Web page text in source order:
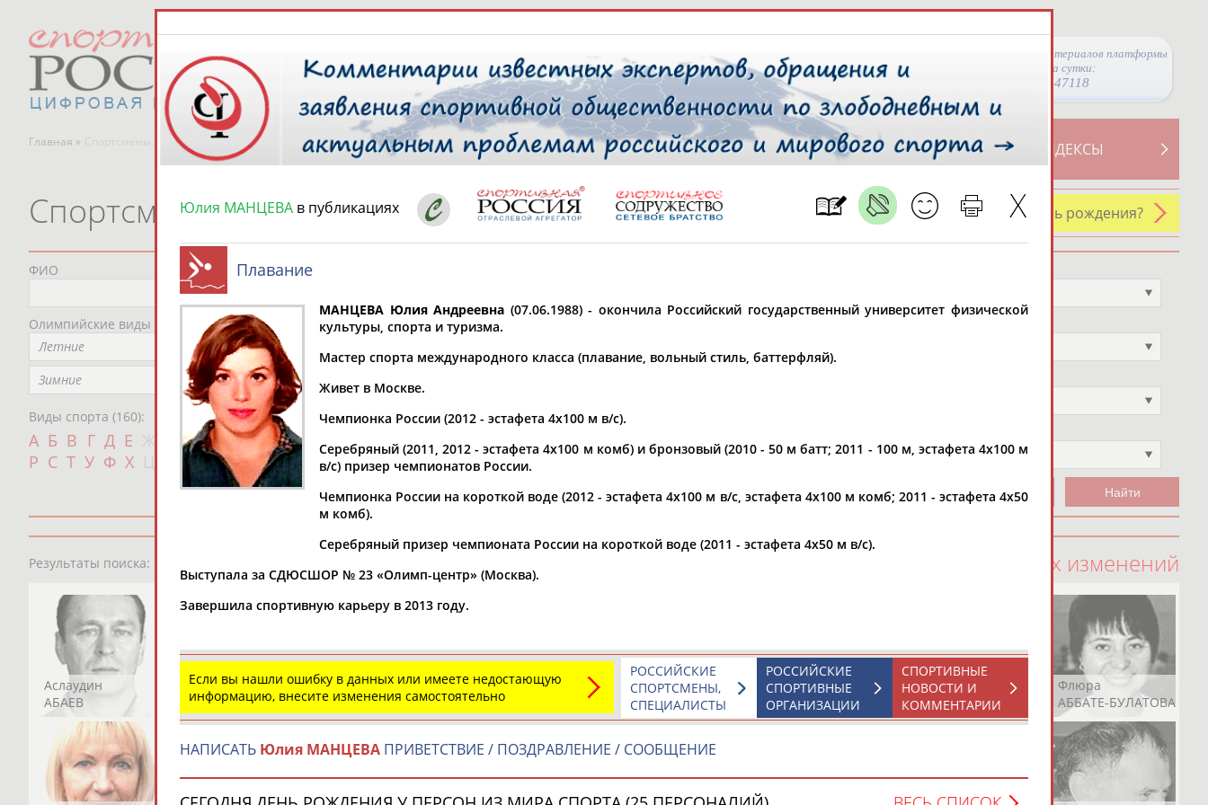
Просмотры материалов платформы
за сутки:
47118
Главная » Спортсмены, тренеры и специалисты СВОДНЫЕ ИНДЕКСЫ
ТАБЛО АКТИВНОСТИ
РЕСУРСНАЯ ПЛОЩАДКА
У кого сегодня день рождения?
Спортсмены, тренеры и специалисты
ФИО
Олимпийские виды спорта
Летние
Зимние
Виды спорта (160):
А Б В Г Д Е И К Л М Н О
П
Р С Т У Ф Х Ш Щ Э Ю Я
* для действующих спортсменов
Место рождения
с
чч мм год по чч мм год
Не выбран
Результаты поиска: 13181 персон 100 последних изменений
Аслаудин
АБАЕВ
Елена
АБАИМОВА
Мария
АБАКУМОВА
Юлия
АБАЛАКИНА
Дмитрий
АБАРЕНОВ
Тамилла
АБАСОВА
Рамазан
АБАЧАРАЕВ
Ростом
АБАШИДЗЕ
Флюра
АББАТЕ-БУЛАТОВА
Юлия МАНЦЕВА в публикациях
Плавание
МАНЦЕВА Юлия Андреевна (07.06.1988) - окончила Российский государственный университет физической
культуры, спорта и туризма.
Мастер спорта международного класса (плавание, вольный стиль, баттерфляй).
Живет в Москве.
Чемпионка России (2012 - эстафета 4х100 м в/с).
Серебряный (2011, 2012 - эстафета 4х100 м комб) и бронзовый (2010 - 50 м батт; 2011 - 100 м, эстафета 4х100 м
в/с) призер чемпионатов России.
Чемпионка России на короткой воде (2012 - эстафета 4х100 м в/с, эстафета 4х100 м комб; 2011 - эстафета 4х50
м комб).
Серебряный призер чемпионата России на короткой воде (2011 - эстафета 4х50 м в/с).
Выступала за СДЮСШОР № 23 «Олимп-центр» (Москва).
Завершила спортивную карьеру в 2013 году.
Если вы нашли ошибку в данных или имеете недостающую
информацию, внесите изменения самостоятельно
СПОРТИВНЫЕ
НОВОСТИ И
КОММЕНТАРИИ
РОССИЙСКИЕ
СПОРТИВНЫЕ
ОРГАНИЗАЦИИ
РОССИЙСКИЕ
СПОРТСМЕНЫ,
СПЕЦИАЛИСТЫ
НАПИСАТЬ Юлия МАНЦЕВА ПРИВЕТСТВИЕ / ПОЗДРАВЛЕНИЕ / СООБЩЕНИЕ